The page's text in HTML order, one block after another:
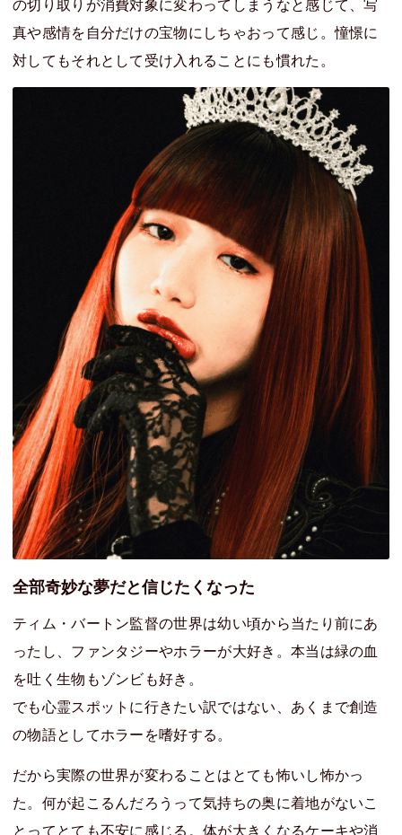
の切り取りが消費対象に変わってしまうなと感じて、写
真や感情を自分だけの宝物にしちゃおって感じ。憧憬に
対してもそれとして受け入れることにも慣れた。
全部奇妙な夢だと信じたくなった
ティム・バートン監督の世界は幼い頃から当たり前にあ
ったし、ファンタジーやホラーが大好き。本当は緑の血
を吐く生物もゾンビも好き。
でも心霊スポットに行きたい訳ではない、あくまで創造
の物語としてホラーを嗜好する。
だから実際の世界が変わることはとても怖いし怖かっ
た。何が起こるんだろうって気持ちの奥に着地がないこ
とってとても不安に感じる。体が大きくなるケーキや消